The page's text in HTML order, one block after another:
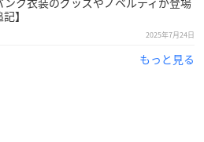
記】
2025年7月24日
もっと見る